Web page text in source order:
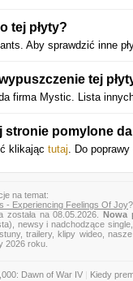
tej płyty?
Aby sprawdzić inne
tej
firma Mystic. Lista
stronie pomylone
klikając tutaj. Do
na temat:
- Experiencing Feelings Of Joy
została na 08.05.2026. Nowa
newsy i nadchodzące
trailery, klipy wideo,
2026 roku.
Dawn of War IV Kiedy